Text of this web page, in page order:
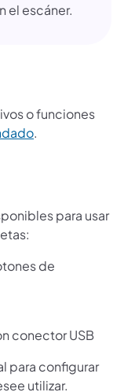
el escáner.
o funciones
.
para usar
de
conector USB
para configurar
utilizar.